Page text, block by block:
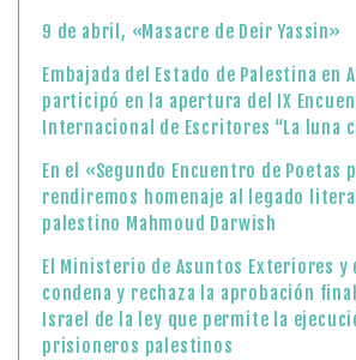
9 de abril, «Masacre de Deir Yassin»
Embajada del Estado de Palestina en
participó en la apertura del IX
Internacional de Escritores “La luna
En el «Segundo Encuentro de Poetas
rendiremos homenaje al legado
palestino Mahmoud Darwish
El Ministerio de Asuntos Exteriores y
condena y rechaza la aprobación
Israel de la ley que permite la
prisioneros palestinos